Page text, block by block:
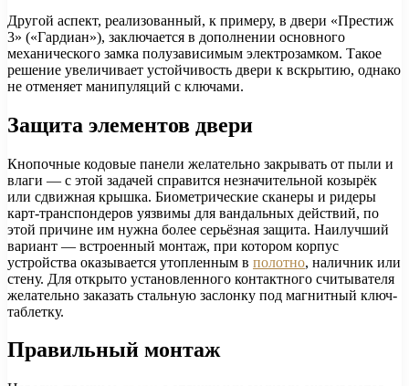
Другой аспект, реализованный, к примеру, в двери «Престиж
3» («Гардиан»), заключается в дополнении основного
механического замка полузависимым электрозамком. Такое
решение увеличивает устойчивость двери к вскрытию, однако
не отменяет манипуляций с ключами.
Защита элементов двери
Кнопочные кодовые панели желательно закрывать от пыли и
влаги — с этой задачей справится незначительной козырёк
или сдвижная крышка. Биометрические сканеры и ридеры
карт-транспондеров уязвимы для вандальных действий, по
этой причине им нужна более серьёзная защита. Наилучший
вариант — встроенный монтаж, при котором корпус
устройства оказывается утопленным в полотно, наличник или
стену. Для открыто установленного контактного считывателя
желательно заказать стальную заслонку под магнитный ключ-
таблетку.
Правильный монтаж